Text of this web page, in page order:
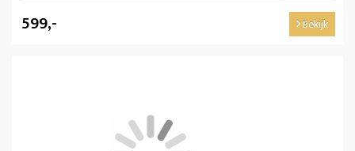
599,- Bekijk